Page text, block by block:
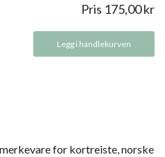
Pris 175,00kr
Legg i handlekurven
for kortreiste, norske